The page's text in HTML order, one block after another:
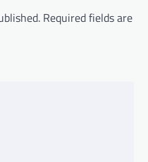
Required fields are